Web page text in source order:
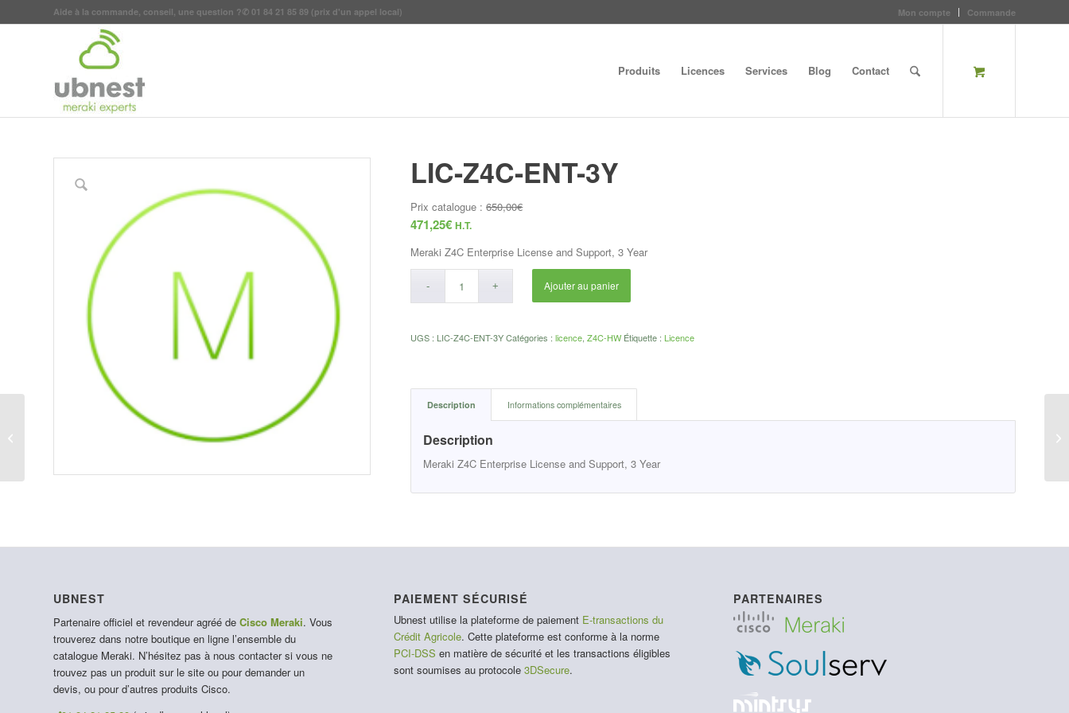
Mon compte Commande
Aide à la commande, conseil, une question ?✆ 01 84 21 85 89 (prix d'un appel local)
Produits Licences Services Blog Contact
LIC-Z4C-ENT-3Y
Prix catalogue :650,00€
471,25€ H.T.
Meraki Z4C Enterprise License and Support, 3 Year
Ajouter au panier
UGS : LIC-Z4C-ENT-3Y Catégories :licence ,Z4C-HW Étiquette : Licence
Description Informations complémentaires
Description
Meraki Z4C Enterprise License and Support, 3 Year
UBNEST
Partenaire officiel et revendeur agréé de Cisco Meraki. Vous
trouverez dans notre boutique en ligne l’ensemble du
catalogue Meraki. N’hésitez pas à nous contacter si vous ne
trouvez pas un produit sur le site ou pour demander un
devis, ou pour d’autres produits Cisco.
PAIEMENT SÉCURISÉ
Ubnest utilise la plateforme de paiement E-transactions du
Crédit Agricole. Cette plateforme est conforme à la norme
PCI-DSS en matière de sécurité et les transactions éligibles
sont soumises au protocole 3DSecure.
PARTENAIRES